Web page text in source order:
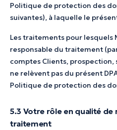
Politique de protection des
suivantes), à laquelle le
Les traitements pour lesquels
responsable du traitement
comptes Clients,
ne relèvent pas du présent
Politique de protection des
5.3 Votre rôle en qualité de
traitement